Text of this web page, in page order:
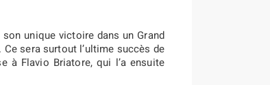
unique victoire dans un Grand
sera surtout l’ultime succès de
à Flavio Briatore, qui l’a ensuite